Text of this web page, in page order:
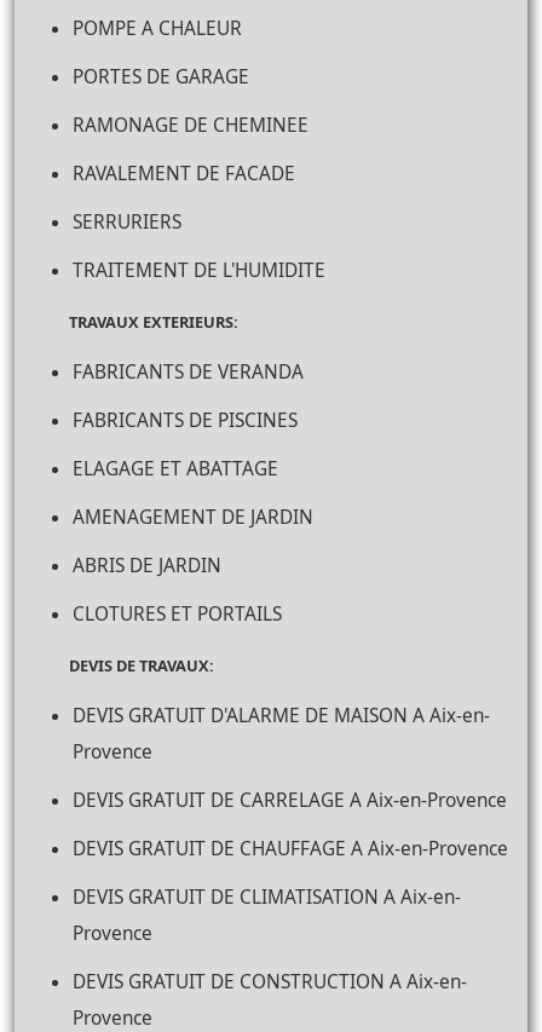
POMPE A CHALEUR
PORTES DE GARAGE
RAMONAGE DE CHEMINEE
RAVALEMENT DE FACADE
SERRURIERS
TRAITEMENT DE L'HUMIDITE
TRAVAUX EXTERIEURS:
FABRICANTS DE VERANDA
FABRICANTS DE PISCINES
ELAGAGE ET ABATTAGE
AMENAGEMENT DE JARDIN
ABRIS DE JARDIN
CLOTURES ET PORTAILS
DEVIS DE TRAVAUX:
DEVIS GRATUIT D'ALARME DE MAISON A Aix-en-
Provence
DEVIS GRATUIT DE CARRELAGE A Aix-en-Provence
DEVIS GRATUIT DE CHAUFFAGE A Aix-en-Provence
DEVIS GRATUIT DE CLIMATISATION A Aix-en-
Provence
DEVIS GRATUIT DE CONSTRUCTION A Aix-en-
Provence